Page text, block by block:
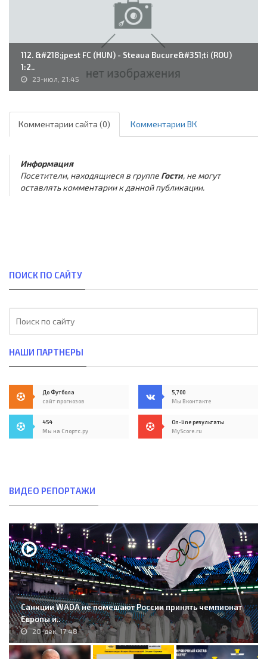
112. &#218;jpest FC (HUN) - Steaua Bucure&#351;ti (ROU)
1:2..
23-июл, 21:45
Комментарии сайта (0) Комментарии ВК
Информация
Посетители, находящиеся в группе Гости, не могут
оставлять комментарии к данной публикации.
ПОИСК ПО САЙТУ
НАШИ ПАРТНЕРЫ
До Футбола
сайт прогнозов
5,700
Мы Вконтакте
454
Мы на Спортс.ру
On-line результаты
MyScore.ru
ВИДЕО РЕПОРТАЖИ
Санкции WADA не помешают России принять чемпионат
Европы и..
20-дек, 17:48